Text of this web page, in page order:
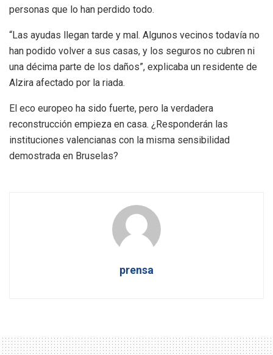
personas que lo han perdido todo.
“Las ayudas llegan tarde y mal. Algunos vecinos todavía no
han podido volver a sus casas, y los seguros no cubren ni
una décima parte de los daños”, explicaba un residente de
Alzira afectado por la riada.
El eco europeo ha sido fuerte, pero la verdadera
reconstrucción empieza en casa. ¿Responderán las
instituciones valencianas con la misma sensibilidad
demostrada en Bruselas?
prensa